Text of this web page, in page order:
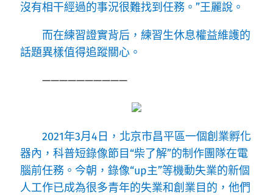
沒有相干經過的事況很難找到任務。”王麗說。
而在練習證實背后，練習生休息權益維護的
話題異樣值得追蹤關心。
——————————
2021年3月4日，北京市昌平區一個創業孵化
器內，科普短錄像節目“柴了解”的制作團隊在電
腦前任務。今朝，錄像“up主”等機動失業的新個
人工作已成為很多青年的失業和創業目的，他們